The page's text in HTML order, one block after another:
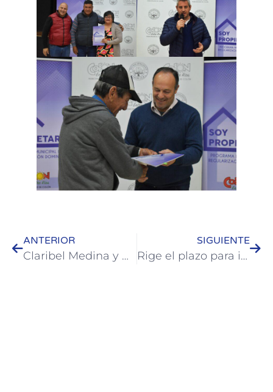
ANTERIOR
Claribel Medina y Ana Acosta llegan a Colón este fin de semana
SIGUIENTE
Rige el plazo para inscripciones y reinscripciones de alojamientos turísticos en Colón